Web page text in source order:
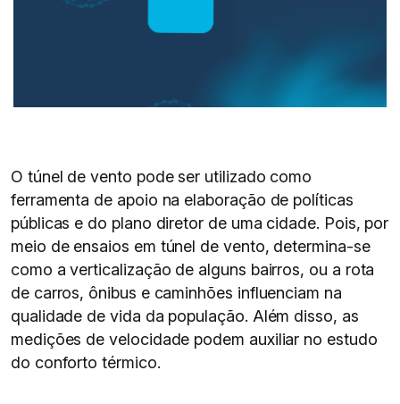
O túnel de vento pode ser utilizado como
ferramenta de apoio na elaboração de políticas
públicas e do plano diretor de uma cidade. Pois, por
meio de ensaios em túnel de vento, determina-se
como a verticalização de alguns bairros, ou a rota
de carros, ônibus e caminhões influenciam na
qualidade de vida da população. Além disso, as
medições de velocidade podem auxiliar no estudo
do conforto térmico.